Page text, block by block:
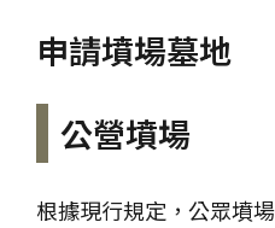
申請墳場墓地
公營墳場
根據現行規定，公眾墳